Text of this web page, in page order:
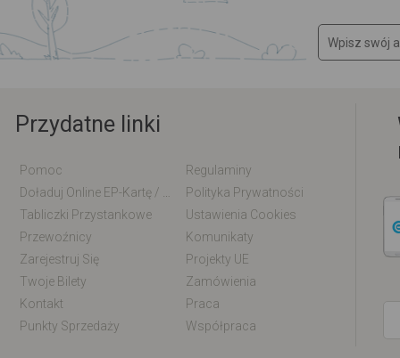
Przydatne linki
Pomoc
Regulaminy
Polityka Prywatności
Tabliczki Przystankowe
Ustawienia Cookies
Przewoźnicy
Komunikaty
Zarejestruj Się
Projekty UE
Twoje Bilety
Zamówienia
Kontakt
Praca
Punkty Sprzedaży
Współpraca